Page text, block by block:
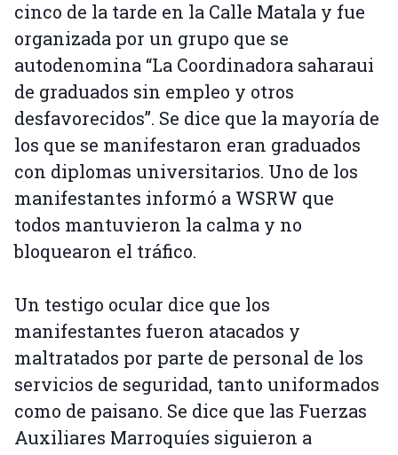
cinco de la tarde en la Calle Matala y fue
organizada por un grupo que se
autodenomina “La Coordinadora saharaui
de graduados sin empleo y otros
desfavorecidos”. Se dice que la mayoría de
los que se manifestaron eran graduados
con diplomas universitarios. Uno de los
manifestantes informó a WSRW que
todos mantuvieron la calma y no
bloquearon el tráfico.
Un testigo ocular dice que los
manifestantes fueron atacados y
maltratados por parte de personal de los
servicios de seguridad, tanto uniformados
como de paisano. Se dice que las Fuerzas
Auxiliares Marroquíes siguieron a